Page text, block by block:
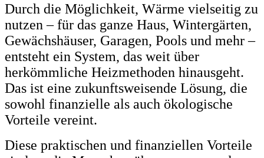
Durch die Möglichkeit, Wärme vielseitig zu
nutzen – für das ganze Haus, Wintergärten,
Gewächshäuser, Garagen, Pools und mehr –
entsteht ein System, das weit über
herkömmliche Heizmethoden hinausgeht.
Das ist eine zukunftsweisende Lösung, die
sowohl finanzielle als auch ökologische
Vorteile vereint.
Diese praktischen und finanziellen Vorteile